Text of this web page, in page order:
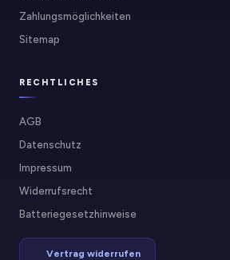
Zahlungsmöglichkeiten
Sitemap
RECHTLICHES
AGB
Datenschutz
Impressum
Widerrufsrecht
Batteriegesetzhinweise
Vertrag widerrufen